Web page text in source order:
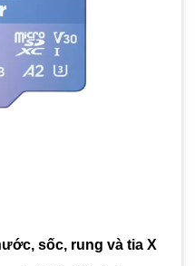
sốc, rung và tia X